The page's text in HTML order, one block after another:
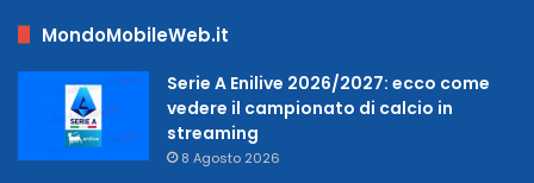
MondoMobileWeb.it
Serie A Enilive 2026/2027: ecco come
vedere il campionato di calcio in
streaming
8 Agosto 2026